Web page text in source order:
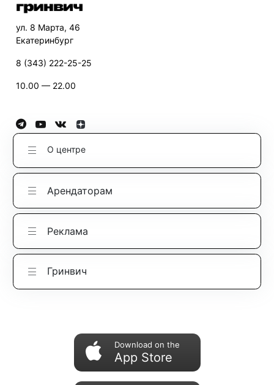
ул. 8 Марта, 46
Екатеринбург
8 (343) 222-25-25
10.00 — 22.00
О центре
Арендаторам
Реклама
Гринвич
Download on the
App Store